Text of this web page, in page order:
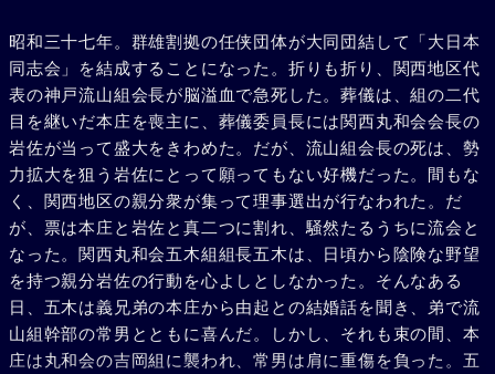
昭和三十七年。群雄割拠の任侠団体が大同団結して「大日本
同志会」を結成することになった。折りも折り、関西地区代
表の神戸流山組会長が脳溢血で急死した。葬儀は、組の二代
目を継いだ本庄を喪主に、葬儀委員長には関西丸和会会長の
岩佐が当って盛大をきわめた。だが、流山組会長の死は、勢
力拡大を狙う岩佐にとって願ってもない好機だった。間もな
く、関西地区の親分衆が集って理事選出が行なわれた。だ
が、票は本庄と岩佐と真二つに割れ、騒然たるうちに流会と
なった。関西丸和会五木組組長五木は、日頃から陰険な野望
を持つ親分岩佐の行動を心よしとしなかった。そんなある
日、五木は義兄弟の本庄から由起との結婚話を聞き、弟で流
山組幹部の常男とともに喜んだ。しかし、それも束の間、本
庄は丸和会の吉岡組に襲われ、常男は肩に重傷を負った。五